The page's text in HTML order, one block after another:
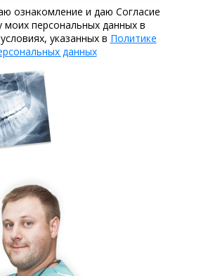
ознакомление и даю Согласие
моих персональных данных в
указанных в Политике
данных